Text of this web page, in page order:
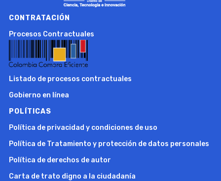
CONTRATACIÓN
Procesos Contractuales
Listado de procesos contractuales
Gobierno en línea
POLÍTICAS
Política de privacidad y condiciones de uso
Política de Tratamiento y protección de datos personales
Política de derechos de autor
Carta de trato digno a la ciudadanía